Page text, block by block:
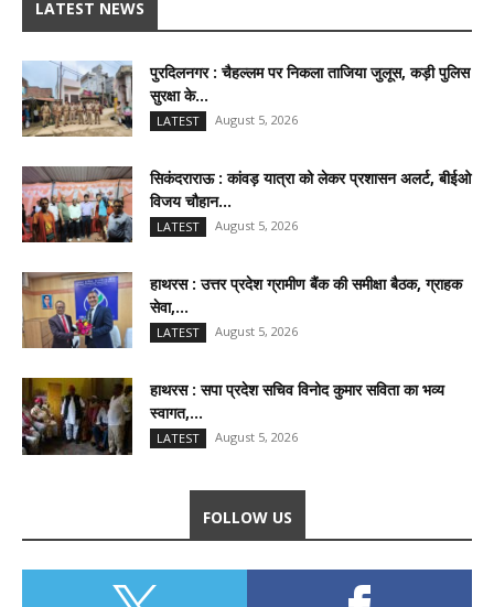
LATEST NEWS
पुरदिलनगर : चैहल्लम पर निकला ताजिया जुलूस, कड़ी पुलिस
सुरक्षा के...
LATEST August 5, 2026
सिकंदराराऊ : कांवड़ यात्रा को लेकर प्रशासन अलर्ट, बीईओ
विजय चौहान...
LATEST August 5, 2026
हाथरस : उत्तर प्रदेश ग्रामीण बैंक की समीक्षा बैठक, ग्राहक
सेवा,...
LATEST August 5, 2026
हाथरस : सपा प्रदेश सचिव विनोद कुमार सविता का भव्य
स्वागत,...
LATEST August 5, 2026
FOLLOW US